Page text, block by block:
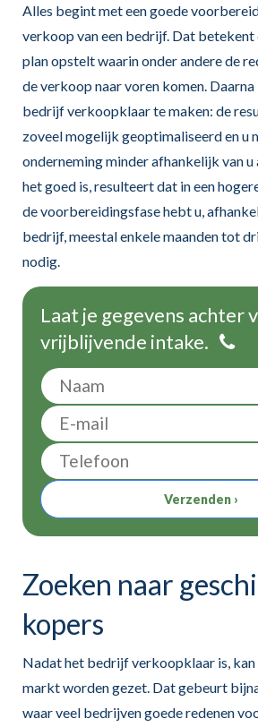
Alles begint met een goede
verkoop van een bedrijf. Dat betekent
plan opstelt waarin onder andere de
de verkoop naar voren komen.
bedrijf verkoopklaar te maken: de
zoveel mogelijk geoptimaliseerd en u
onderneming minder afhankelijk van u
het goed is, resulteert dat in een
de voorbereidingsfase hebt u,
bedrijf, meestal enkele maanden tot
nodig.
Laat je gegevens achter
vrijblijvende intake.
Verzenden ›
Zoeken naar
kopers
Nadat het bedrijf verkoopklaar is,
markt worden gezet. Dat gebeurt
waar veel bedrijven goede redenen